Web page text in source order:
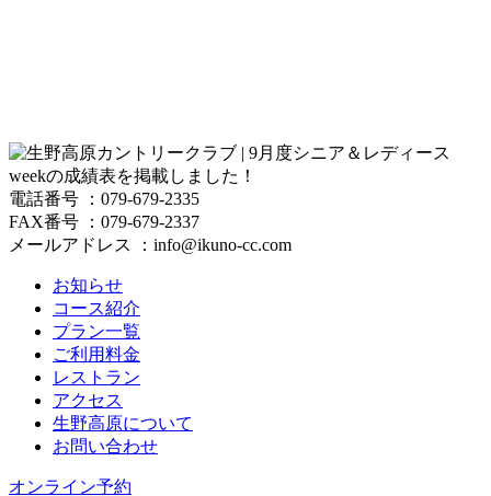
電話番号 ：079-679-2335
FAX番号 ：079-679-2337
メールアドレス ：info@ikuno-cc.com
お知らせ
コース紹介
プラン一覧
ご利用料金
レストラン
アクセス
生野高原について
お問い合わせ
オンライン予約